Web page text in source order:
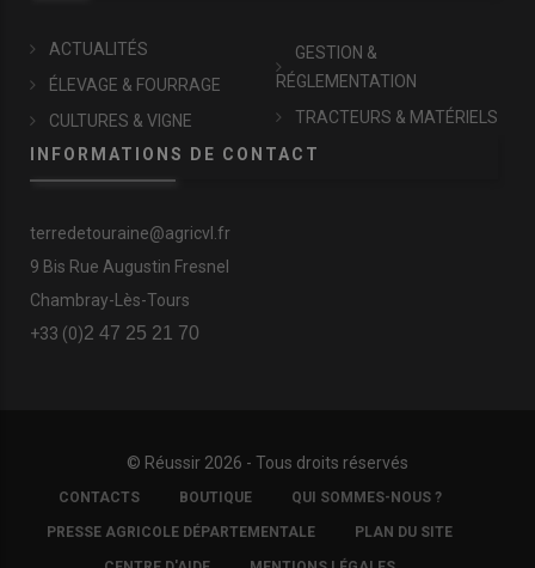
ACTUALITÉS
ÉLEVAGE & FOURRAGE
CULTURES & VIGNE
GESTION &
RÉGLEMENTATION
TRACTEURS & MATÉRIELS
INFORMATIONS DE CONTACT
terredetouraine@agricvl.fr
9 Bis Rue Augustin Fresnel
Chambray-Lès-Tours
+33 (0)2 47 25 21 70
© Réussir 2026 - Tous droits réservés
FOOTER
COPYRIGHT
CONTACTS BOUTIQUE QUI SOMMES-NOUS ?
PRESSE AGRICOLE DÉPARTEMENTALE PLAN DU SITE